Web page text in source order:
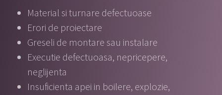
Material si turnare defectuoase
Erori de proiectare
Greseli de montare sau instalare
Executie defectuoasa, nepricepere,
neglijenta
Insuficienta apei in boilere, explozie,